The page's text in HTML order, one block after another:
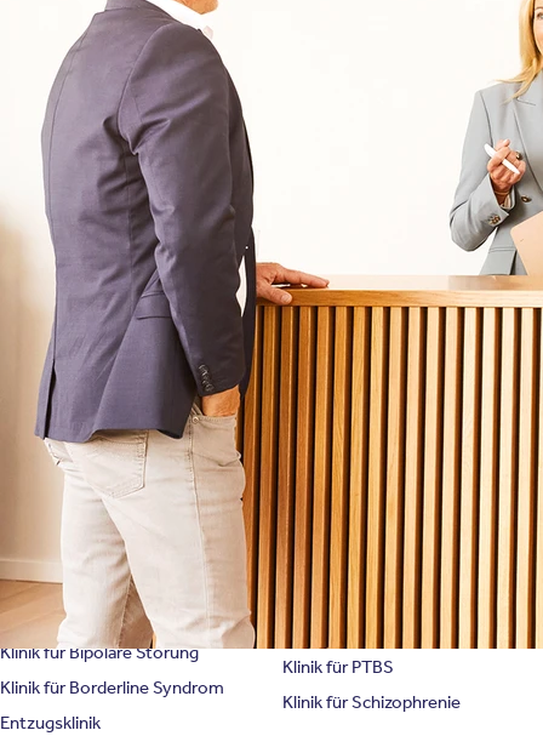
Für Angehörige
Über Oberberg
Krankheitsbilder & Therapien
Behandlungsfelder
Therapien
Symptome & Beschwerden
Selbsttests
Presse
Bewertungen
Karriere
Unternehmensfakten
Spezialisierte Kliniken
Klinik für Depression
Klinik für Burnout
Klinik für Angststörung
Klinik für Zwangsstörung
Klinik für Persönlichkeitsstörung
Klinik für Bipolare Störung
Klinik für Borderline Syndrom
Entzugsklinik
Suchtklinik
Klinik für Anorexie
Klinik für Erschöpfung
Klinik für Essstörung
Klinik für Mediensucht
Klinik für Psychose
Klinik für PTBS
Klinik für Schizophrenie